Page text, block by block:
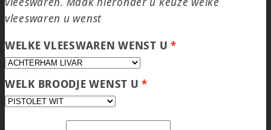
vleeswaren u wenst
WELKE VLEESWAREN WENST U
WELK BROODJE WENST U